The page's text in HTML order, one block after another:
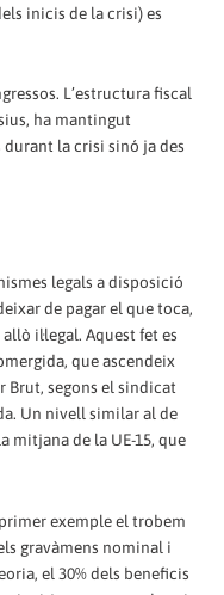
inicis de la crisi) es
L’estructura fiscal
ha mantingut
la crisi sinó ja des
legals a disposició
de pagar el que toca,
il·legal. Aquest fet es
que ascendeix
Brut, segons el sindicat
Un nivell similar al de
mitjana de la UE-15, que
exemple el trobem
gravàmens nominal i
el 30% dels beneficis